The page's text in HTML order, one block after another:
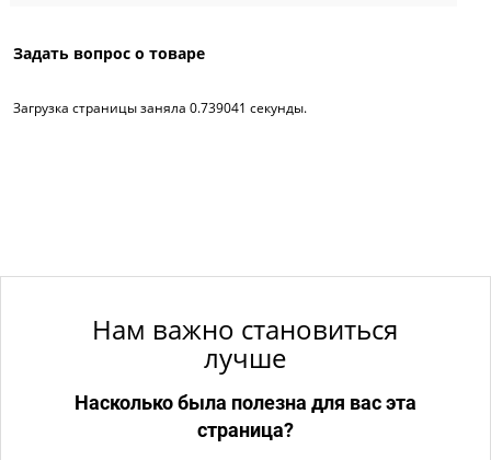
Задать вопрос о товаре
Загрузка страницы заняла 0.739041 секунды.
Нам важно становиться
лучше
Насколько была полезна для вас эта
страница?